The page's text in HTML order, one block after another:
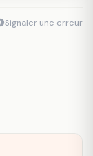
Signaler une erreur